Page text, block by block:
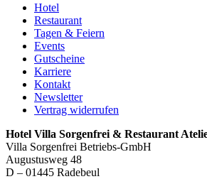
Hotel
Restaurant
Tagen & Feiern
Events
Gutscheine
Karriere
Kontakt
Newsletter
Vertrag widerrufen
Hotel Villa Sorgenfrei & Restaurant
Villa Sorgenfrei Betriebs-GmbH
Augustusweg 48
D – 01445 Radebeul